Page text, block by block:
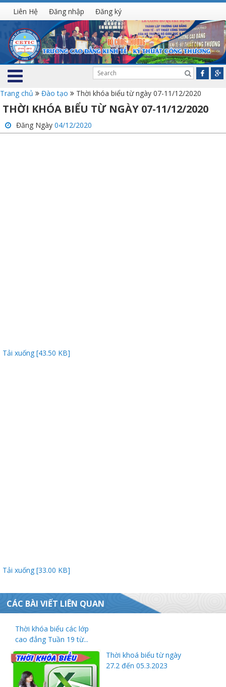
Liên Hệ Đăng nhập Đăng ký
Trang chủ Đào tạo Thời khóa biểu từ ngày 07-11/12/2020
THỜI KHÓA BIỂU TỪ NGÀY 07-11/12/2020
Đăng Ngày 04/12/2020
Tải xuống [43.50 KB]
Tải xuống [33.00 KB]
CÁC BÀI VIẾT LIÊN QUAN
Thời khóa biểu các lớp
cao đẳng Tuần 19 từ...
Thời khoá biểu từ ngày
27.2 đến 05.3.2023